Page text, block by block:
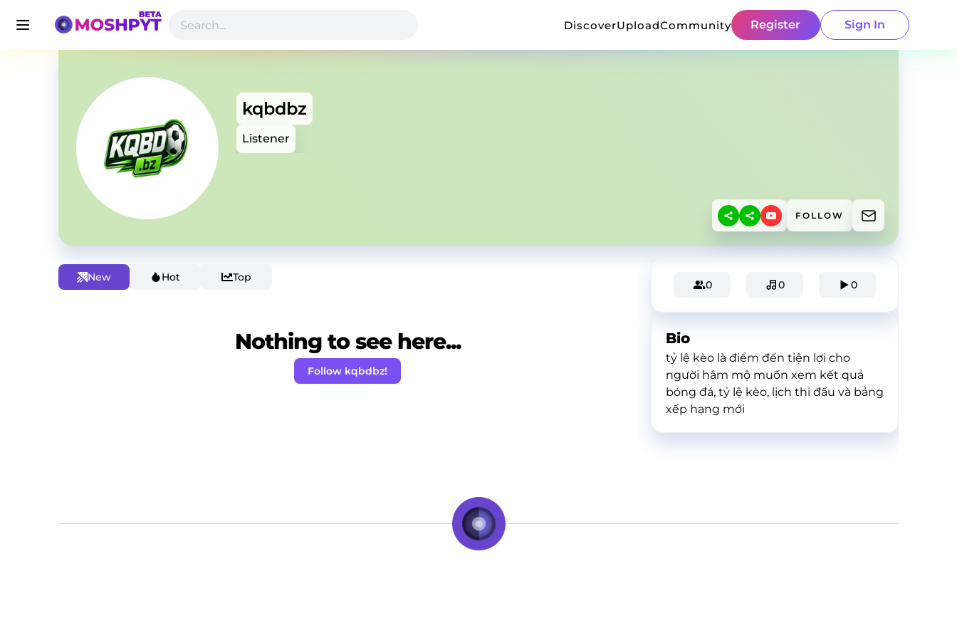
DiscoverUploadCommunity Register Sign In
kqbdbz
Listener
FOLLOW
New Hot Top
Nothing to see here...
Follow kqbdbz!
0 0 0
Bio
tỷ lệ kèo là điểm đến tiện lợi cho
người hâm mộ muốn xem kết quả
bóng đá, tỷ lệ kèo, lịch thi đấu và bảng
xếp hạng mới